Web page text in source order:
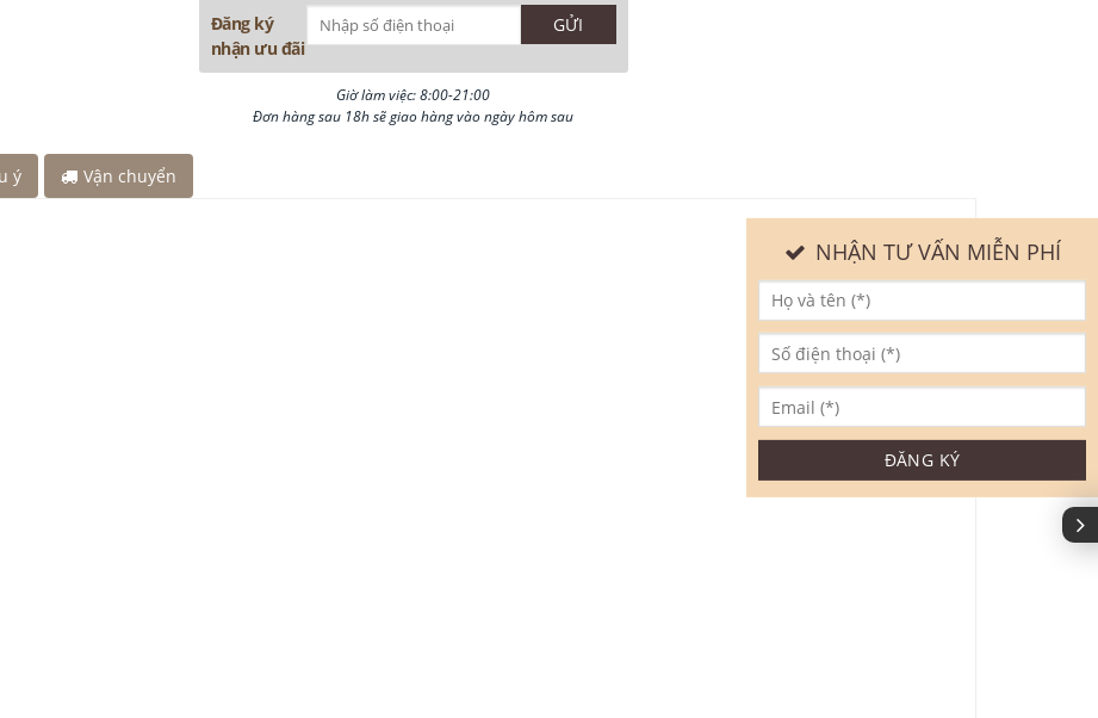
Đăng ký
nhận ưu đãi
Giờ làm việc: 8:00-21:00
Đơn hàng sau 18h sẽ giao hàng vào ngày hôm sau
ý Vận chuyển
NHẬN TƯ VẤN MIỄN PHÍ